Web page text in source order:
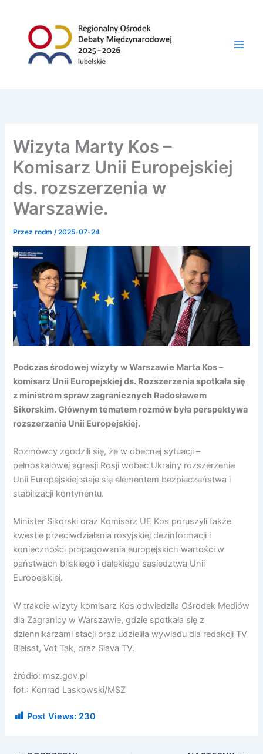
Wizyta Marty Kos –
Komisarz Unii Europejskiej
ds. rozszerzenia w
Warszawie.
Przezrodm/2025-07-24
Podczas środowej wizyty w Warszawie Marta Kos –
komisarz Unii Europejskiej ds. Rozszerzenia spotkała się
z ministrem spraw zagranicznych Radosławem
Sikorskim. Głównym tematem rozmów była perspektywa
rozszerzania Unii Europejskiej.
Rozmówcy zgodzili się, że w obecnej sytuacji –
pełnoskalowej agresji Rosji wobec Ukrainy rozszerzenie
Unii Europejskiej staje się elementem bezpieczeństwa i
stabilizacji kontynentu.
Minister Sikorski oraz Komisarz UE Kos poruszyli także
kwestie przeciwdziałania rosyjskiej dezinformacji i
konieczności propagowania europejskich wartości w
państwach bliskiego i dalekiego sąsiedztwa Unii
Europejskiej.
W trakcie wizyty komisarz Kos odwiedziła Ośrodek Mediów
dla Zagranicy w Warszawie, gdzie spotkała się z
dziennikarzami stacji oraz udzieliła wywiadu dla redakcji TV
Biełsat, Vot Tak, oraz Slava TV.
źródło: msz.gov.pl
fot.: Konrad Laskowski/MSZ
Post Views: 230